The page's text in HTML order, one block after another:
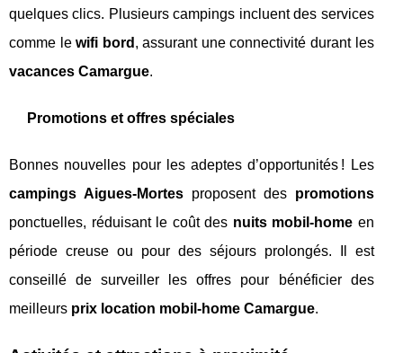
quelques clics. Plusieurs campings incluent des services
comme lewifi bord , assurant une connectivité durant les
vacances Camargue.
Promotions et offres spéciales
Bonnes nouvelles pour les adeptes d’opportunités ! Les
campings Aigues-Mortesproposent des promotions
ponctuelles, réduisant le coût des nuits mobil-home en
période creuse ou pour des séjours prolongés. Il est
conseillé de surveiller les offres pour bénéficier des
meilleurs prix location mobil-home Camargue.